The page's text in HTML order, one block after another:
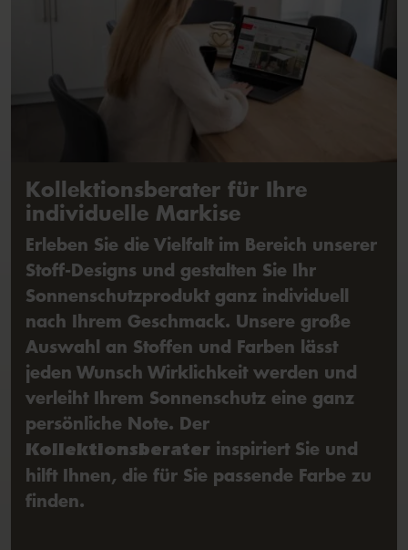
Kollektionsberater für Ihre
individuelle Markise
Erleben Sie die Vielfalt im Bereich unserer
Stoff-Designs und gestalten Sie Ihr
Sonnenschutzprodukt ganz individuell
nach Ihrem Geschmack. Unsere große
Auswahl an Stoffen und Farben lässt
jeden Wunsch Wirklichkeit werden und
verleiht Ihrem Sonnenschutz eine ganz
persönliche Note. Der
Kollektionsberater inspiriert Sie und
hilft Ihnen, die für Sie passende Farbe zu
finden.